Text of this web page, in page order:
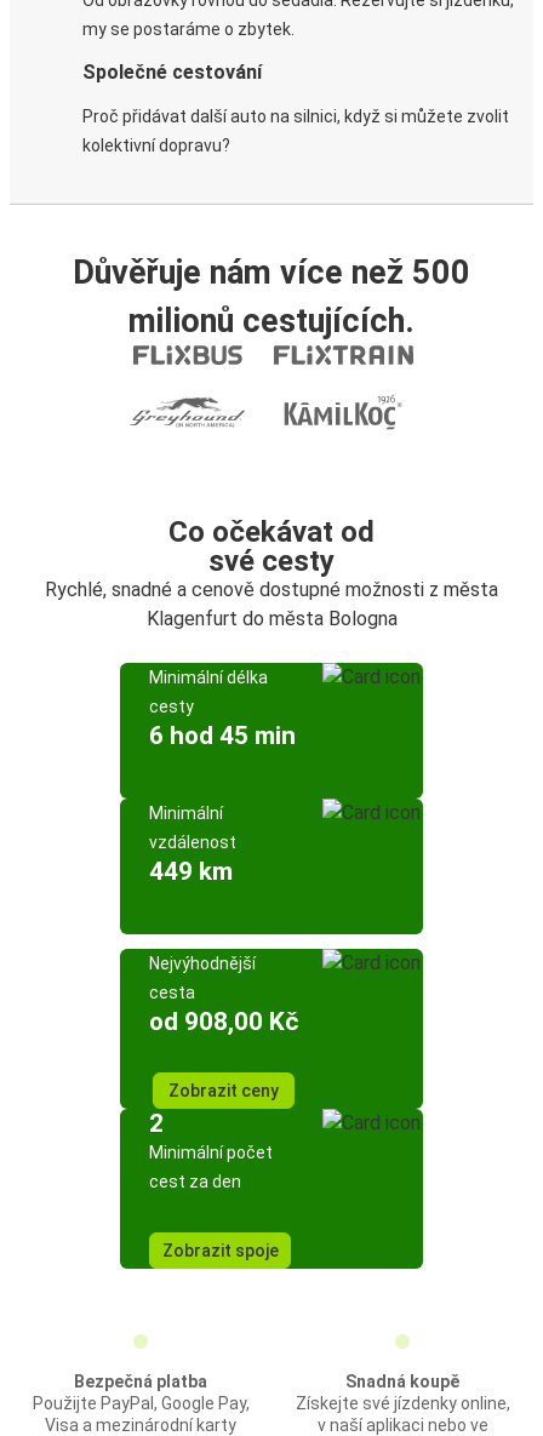
my se postaráme o zbytek.
Společné cestování
Proč přidávat další auto na silnici, když si můžete zvolit
kolektivní dopravu?
Důvěřuje nám více než 500
milionů cestujících.
Co očekávat od
své cesty
Rychlé, snadné a cenově dostupné možnosti z města
Klagenfurt do města Bologna
Minimální délka
cesty
6 hod 45 min
Minimální
vzdálenost
449 km
Nejvýhodnější
cesta
od 908,00 Kč
Zobrazit ceny
2
Minimální počet
cest za den
Zobrazit spoje
Bezpečná platba
Použijte PayPal, Google Pay,
Visa a mezinárodní karty
Snadná koupě
Získejte své jízdenky online,
v naší aplikaci nebo ve